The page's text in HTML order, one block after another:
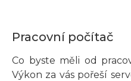
Pracovní počítač
Co byste měli od
Výkon za vás pořeší